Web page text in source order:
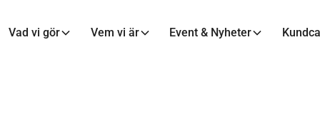
Vad vi gör Vem vi är Event & Nyheter